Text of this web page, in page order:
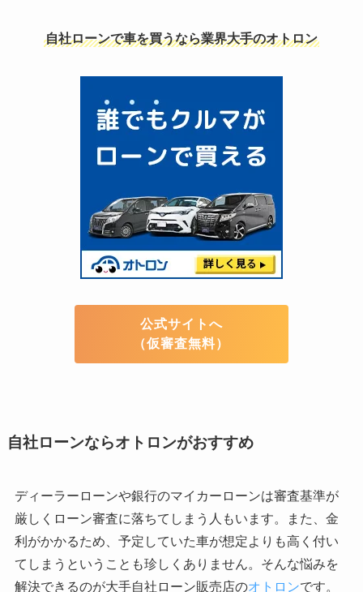
自社ローンで車を買うなら業界大手のオトロン
公式サイトへ
（仮審査無料）
自社ローンならオトロンがおすすめ
ディーラーローンや銀行のマイカーローンは審査基準が
厳しくローン審査に落ちてしまう人もいます。また、金
利がかかるため、予定していた車が想定よりも高く付い
てしまうということも珍しくありません。そんな悩みを
解決できるのが大手自社ローン販売店のオトロンです。